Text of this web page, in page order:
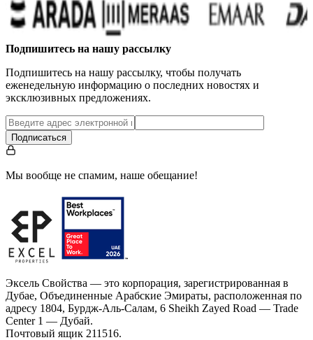
Подпишитесь на нашу рассылку
Подпишитесь на нашу рассылку, чтобы получать
еженедельную информацию о последних новостях и
эксклюзивных предложениях.
Подписаться
Мы вообще не спамим, наше обещание!
Эксель Свойства — это корпорация, зарегистрированная в
Дубае, Объединенные Арабские Эмираты, расположенная по
адресу 1804, Бурдж-Аль-Салам, 6 Sheikh Zayed Road — Trade
Center 1 — Дубай.
Почтовый ящик 211516.